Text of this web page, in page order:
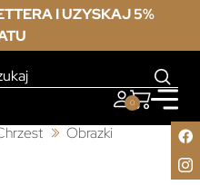
I UZYSKAJ 5%
0
Obrazki